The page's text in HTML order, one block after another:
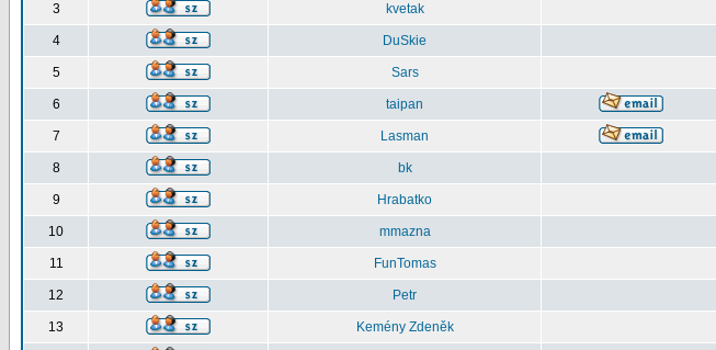
3 kvetak
4 DuSkie
5 Sars
6 taipan
7 Lasman
8 bk
9 Hrabatko
10 mmazna
11 FunTomas
12 Petr
13 Kemény Zdeněk